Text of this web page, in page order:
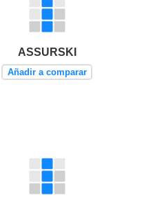
ASSURSKI
Añadir a comparar